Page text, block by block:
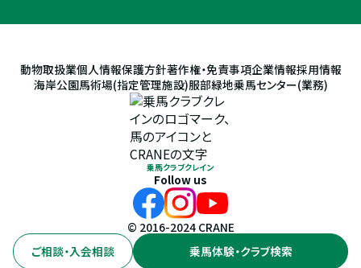
ご相談・入会相談 乗馬体験・クラブ検索
動物取扱業個人情報保護方針著作権・免責事項企業情報採用情報
海岸公園馬術場(指定管理施設)服部緑地乗馬センター(業務)
乗馬クラブクレイン
Follow us
© 2016-2024 CRANE